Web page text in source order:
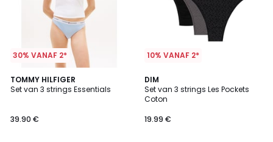
30% VANAF 2*
TOMMY HILFIGER
Set van 3 strings Essentials
39.90 €
10% VANAF 2*
DIM
Set van 3 strings Les Pockets
Coton
19.99 €
3.1
/
5